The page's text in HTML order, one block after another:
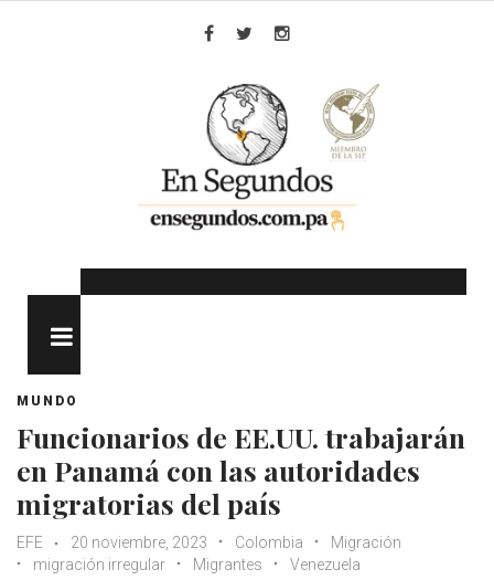
MUNDO
Funcionarios de EE.UU. trabajarán
en Panamá con las autoridades
migratorias del país
EFE 20 noviembre, 2023 Colombia
Migración
migración irregular
Migrantes Venezuela